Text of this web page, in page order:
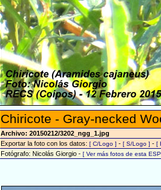
Chiricote - Gray-necked
Archivo: 20150212/3202_ngg_1.jpg
Exportar la foto con los datos: [ C/Logo ] - [ S/Logo ] - [
Fotógrafo: Nicolás Giorgio - [ Ver más fotos de esta